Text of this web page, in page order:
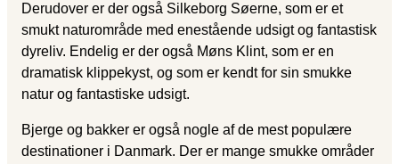
Derudover er der også Silkeborg Søerne, som er et
smukt naturområde med enestående udsigt og fantastisk
dyreliv. Endelig er der også Møns Klint, som er en
dramatisk klippekyst, og som er kendt for sin smukke
natur og fantastiske udsigt.
Bjerge og bakker er også nogle af de mest populære
destinationer i Danmark. Der er mange smukke områder